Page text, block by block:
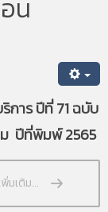
น
การ ปีที่ 71 ฉบับ
ม ปีที่พิมพ์ 2565
มเติม...